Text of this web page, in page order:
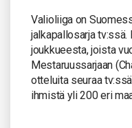
Valioliiga on
jalkapallosarja tv:ssä.
joukkueesta, joista
Mestaruussarjaan
otteluita seuraa
ihmistä yli 200 eri